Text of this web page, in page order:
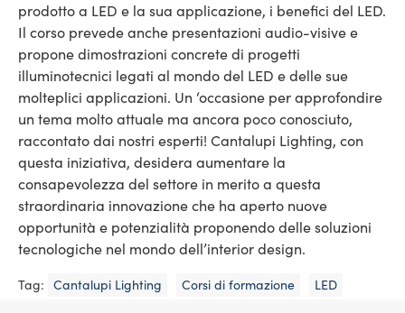
prodotto a LED e la sua applicazione, i benefici del LED.
Il corso prevede anche presentazioni audio-visive e
propone dimostrazioni concrete di progetti
illuminotecnici legati al mondo del LED e delle sue
molteplici applicazioni. Un ‘occasione per approfondire
un tema molto attuale ma ancora poco conosciuto,
raccontato dai nostri esperti! Cantalupi Lighting, con
questa iniziativa, desidera aumentare la
consapevolezza del settore in merito a questa
straordinaria innovazione che ha aperto nuove
opportunità e potenzialità proponendo delle soluzioni
tecnologiche nel mondo dell’interior design.
Tag: Cantalupi Lighting Corsi di formazione LED